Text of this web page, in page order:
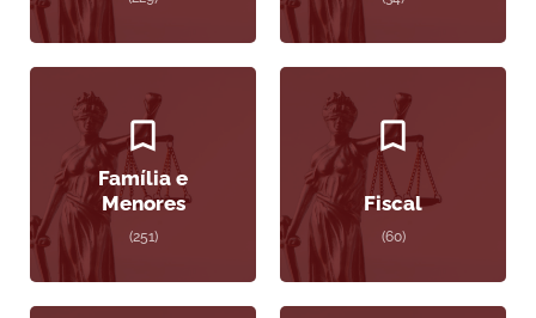
Família e
Menores
(251)
Fiscal
(60)